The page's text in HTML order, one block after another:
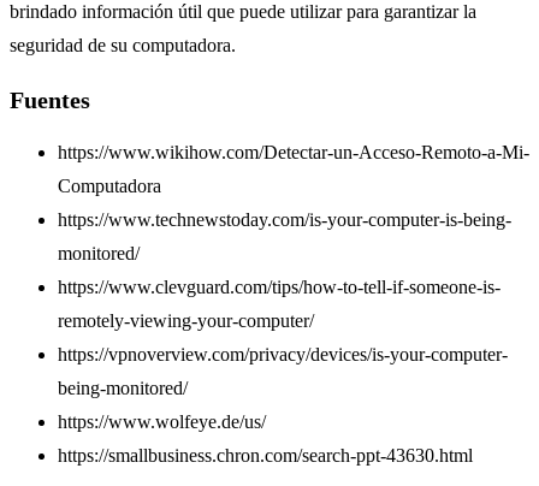
brindado información útil que puede utilizar para garantizar la
seguridad de su computadora.
Fuentes
https://www.wikihow.com/Detectar-un-Acceso-Remoto-a-Mi-
Computadora
https://www.technewstoday.com/is-your-computer-is-being-
monitored/
https://www.clevguard.com/tips/how-to-tell-if-someone-is-
remotely-viewing-your-computer/
https://vpnoverview.com/privacy/devices/is-your-computer-
being-monitored/
https://www.wolfeye.de/us/
https://smallbusiness.chron.com/search-ppt-43630.html